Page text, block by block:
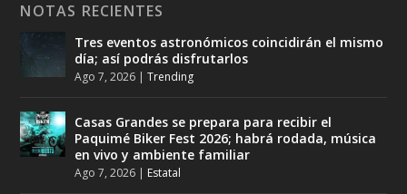
NOTAS RECIENTES
Tres eventos astronómicos coincidirán el mismo
día; así podrás disfrutarlos
Ago 7, 2026 |Trending
Casas Grandes se prepara para recibir el
Paquimé Biker Fest 2026; habrá rodada, música
en vivo y ambiente familiar
Ago 7, 2026 | Estatal